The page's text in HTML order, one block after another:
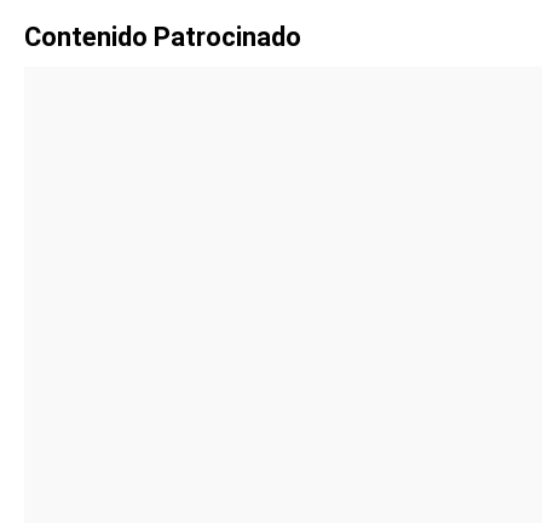
Contenido Patrocinado